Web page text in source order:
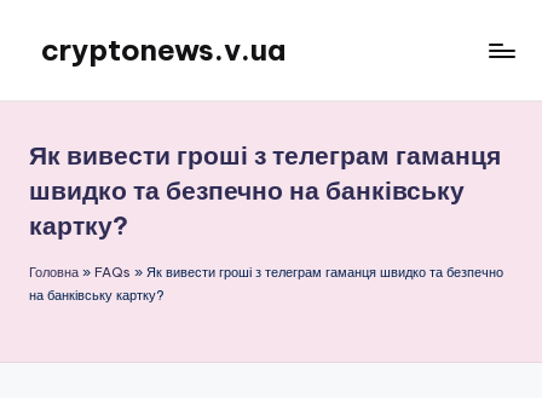
Перейти
вмісту
cryptonews.v.ua
криптовалют,
аналітика,
курси,
прогнози
гайди.
Як вивести гроші з телеграм гаманця
швидко та безпечно на банківську
картку?
Головна » FAQs » Як вивести гроші з телеграм гаманця швидко та безпечно
на банківську картку?